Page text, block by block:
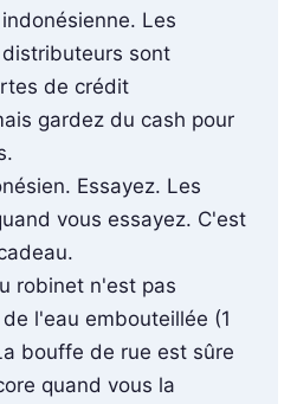
indonésienne. Les
distributeurs sont
de crédit
gardez du cash pour
Essayez. Les
vous essayez. C'est
robinet n'est pas
l'eau embouteillée (1
bouffe de rue est sûre
quand vous la